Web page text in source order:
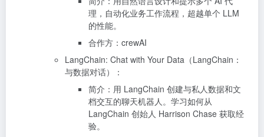
理，自动化业务工作流程，超越单个 LLM
的性能。
合作方：crewAI
LangChain: Chat with Your Data（LangChain：
与数据对话）：
简介：用 LangChain 创建与私人数据和文
档交互的聊天机器人。学习如何从
LangChain 创始人 Harrison Chase 获取经
验。